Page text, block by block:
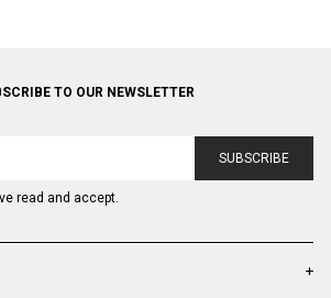
TO OUR NEWSLETTER
SUBSCRIBE
read and accept.